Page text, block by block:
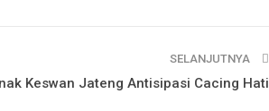
SELANJUTNYA
Keswan Jateng Antisipasi Cacing Hati